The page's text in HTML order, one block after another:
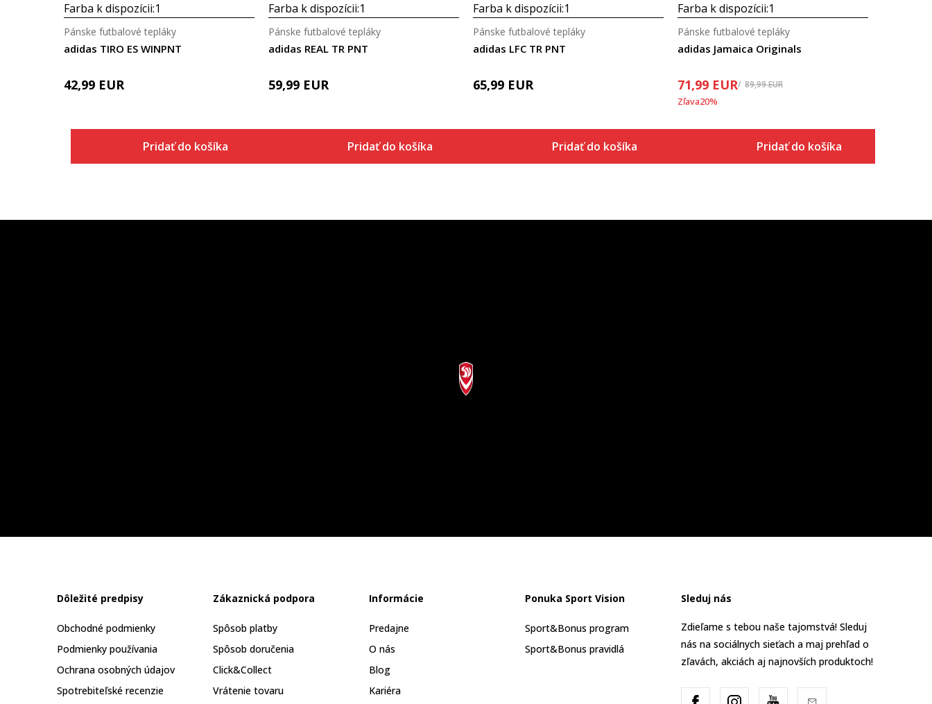
Farba k dispozícii:1
adidas TIRO ES WINPNT
Pánske futbalové tepláky
42,99 EUR
Pridať do košíka
Farba k dispozícii:1
adidas REAL TR PNT
Pánske futbalové tepláky
59,99 EUR
Pridať do košíka
Farba k dispozícii:1
adidas LFC TR PNT
Pánske futbalové tepláky
65,99 EUR
Pridať do košíka
Farba k dispozícii:1
adidas Jamaica Originals
Pánske futbalové tepláky
71,99 EUR 89,99EUR
Zľava20%
Pridať do košíka
Dôležité predpisy
Obchodné podmienky
Podmienky používania
Ochrana osobných údajov
Spotrebiteľské recenzie
Zákaznická podpora
Spôsob platby
Spôsob doručenia
Click&Collect
Vrátenie tovaru
Informácie
Predajne
O nás
Blog
Kariéra
Ponuka Sport Vision
Sport&Bonus program
Sport&Bonus pravidlá
Sleduj nás
Zdieľame s tebou naše tajomstvá! Sleduj
nás na sociálnych sieťach a maj prehľad o
zľavách, akciách aj najnovších produktoch!